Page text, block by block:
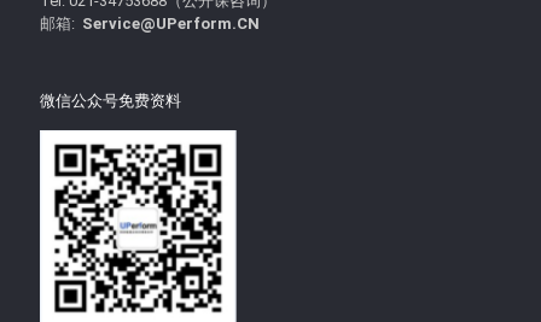
邮箱: Service@UPerform.CN
微信公众号免费资料